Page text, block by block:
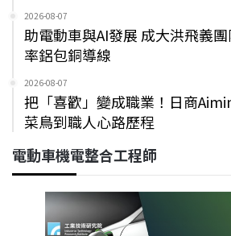
2026-08-07
助電動車與AI發展 成大洪飛義
率鋁包銅導線
2026-08-07
把「喜歡」變成職業！日商
菜鳥到職人心路歷程
電動車機電整合工程師